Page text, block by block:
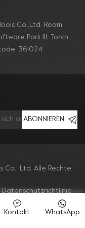
Co.,Ltd. Room
Park Ill, Torch
361024
ABONNIEREN
Co., Ltd. Alle Rechte
Datenschutzrichtlinie
WhatsApp
Kontakt